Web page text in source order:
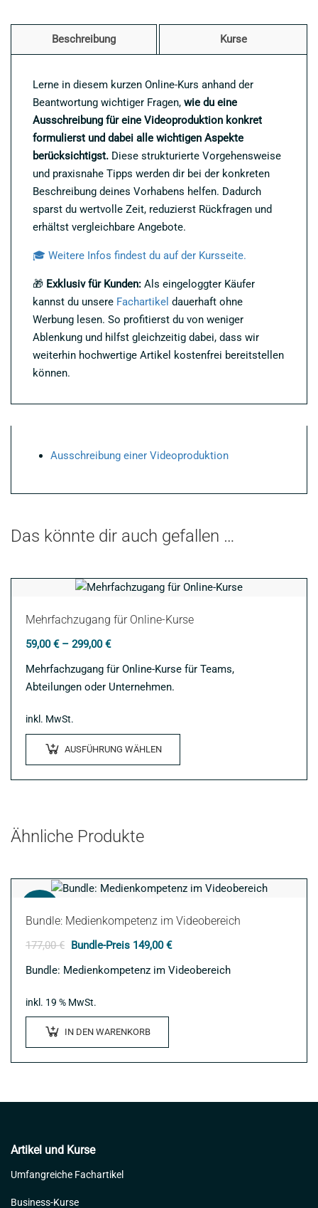
Beschreibung Kurse
Lerne in diesem kurzen Online-Kurs anhand der
Beantwortung wichtiger Fragen, wie du eine
Ausschreibung für eine Videoproduktion konkret
formulierst und dabei alle wichtigen Aspekte
berücksichtigst. Diese strukturierte Vorgehensweise
und praxisnahe Tipps werden dir bei der konkreten
Beschreibung deines Vorhabens helfen. Dadurch
sparst du wertvolle Zeit, reduzierst Rückfragen und
erhältst vergleichbare Angebote.
🎓 Weitere Infos findest du auf der Kursseite.
🎁 Exklusiv für Kunden: Als eingeloggter Käufer
kannst du unsere Fachartikel dauerhaft ohne
Werbung lesen. So profitierst du von weniger
Ablenkung und hilfst gleichzeitig dabei, dass wir
weiterhin hochwertige Artikel kostenfrei bereitstellen
können.
Ausschreibung einer Videoproduktion
Das könnte dir auch gefallen …
Mehrfachzugang für Online-Kurse
59,00€– 299,00€
Mehrfachzugang für Online-Kurse für Teams,
Abteilungen oder Unternehmen.
inkl. MwSt.
AUSFÜHRUNG WÄHLEN
weist
können
der
werden
Ähnliche Produkte
Bundle: Medienkompetenz im Videobereich
177,00€ Ursprünglicher
177,00 €
Bundle-Preis 149,00€Aktueller
Bundle: Medienkompetenz im Videobereich
inkl. 19 % MwSt.
IN DEN WARENKORB
Artikel und Kurse
Umfangreiche Fachartikel
Business-Kurse